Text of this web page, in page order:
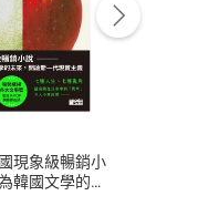
現象級暢銷小
韓國文學的未
書】